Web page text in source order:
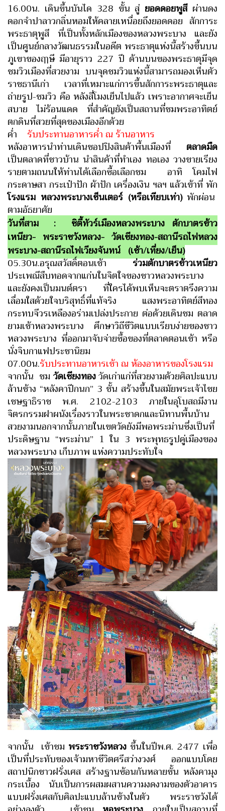
16.00น. เดินขึ้นบันได 328 ขั้น สู่ ยอดดอยพูสีผ่านดง
ดอกจำปาลาวกลิ่นหอมให้คลายเหนื่อยถึงยอดดอย สักการะ
พระธาตุพูสี ที่เป็นทั้งหลักเมืองของหลวงพระบาง และยัง
เป็นศูนย์กลางวัฒนธรรมในอดีต พระธาตุแห่งนี้สร้างขึ้นบน
ภูเขาของฤๅษี มีอายุราว 227 ปี ด้านบนของพระธาตุมีจุด
ชมวิวเมืองที่สวยงาม บนจุดชมวิวแห่งนี้สามารถมองเห็นตัว
ราชธานีเก่า เวลาที่เหมาะแก่การขึ้นสักการะพระธาตุและ
ถ่ายรูป-ชมวิว คือ หลังสี่โมงเย็นไปแล้ว เพราะอากาศจะเย็น
สบาย ไม่ร้อนแดด ที่สำคัญยังเป็นสถานที่ชมพระอาทิตย์
ตกดินที่สวยที่สุดของเมืองอีกด้วย
ค่ำ รับประทานอาหารค่ำ ณ ร้านอาหาร
หลังอาหารนำท่านเดินชอปปิงสินค้าพื้นเมืองที่ ตลาดมืด
เป็นตลาดที่ชาวบ้าน นำสินค้าที่ทำเอง ทอเอง วางขายเรียง
รายตามถนนให้ท่านได้เลือกซื้อเลือกชม อาทิ โคมไฟ
กระดาษสา กระเป๋าปัก ผ้าปัก เครื่องเงิน ฯลฯ แล้วเข้าที่ พัก
โรงแรม หลวงพระบางเซ็นเตอร์ (หรือเทียบเท่า)พักผ่อน
ตามอัธยาศัย
วันที่สาม : ซิตี้ทัวร์เมืองหลวงพระบาง ตักบาตรข้าว
เหนียว- พระราชวังหลวง- วัดเชียงทอง-สถานีรถไฟหลวง
พระบาง-สถานีรถไฟเวียงจันทน์ (เช้า/เที่ยง/เย็น)
05.30น.อรุณสวัสดิ์ตอนเช้าร่วมตักบาตรข้าวเหนียว
ประเพณีสืบทอดจากแก่นในจิตใจของชาวหลวงพระบาง
และยังคงเป็นมนต์ตรา ที่ใครได้พบเห็นจะตราตรึงความ
เลื่อมใสด้วยใจบริสุทธิ์ที่แท้จริง แสงพระอาทิตย์สีทอง
กระทบจีวรเหลืองอร่ามเปล่งประกาย ต่อด้วยเดินชม ตลาด
ยามเช้าหลวงพระบาง ศึกษาวิถีชีวิตแบบเรียบง่ายของชาว
หลวงพระบาง ที่ออกมาจับจ่ายซื้อของที่ตลาดตอนเช้า หรือ
นั่งจิบกาแฟประชานิยม
07.00น.รับประทานอาหารเช้า ณ ห้องอาหารของโรงแรม
จากนั้น ชม วัดเชียงทองวัดเก่าแก่ที่สวยงามด้วยศิลปะแบบ
ล้านช้าง “หลังคาปีกนก” 3 ชั้น สร้างขึ้นในสมัยพระเจ้าไชย
เชษฐาธิราช พ.ศ. 2102-2103 ภายในอุโบสถมีงาน
จิตรกรรมฝาผนังเรื่องราวในพระชาดกและนิทานพื้นบ้าน
สวยงามนอกจากนั้นภายในเขตวัดยังมีพอพระม่านซึ่งเป็นที่
ประดิษฐาน “พระม่าน” 1 ใน 3 พระพุทธรูปคู่เมืองของ
หลวงพระบาง เก็บภาพ แห่งความประทับใจ
จากนั้น เข้าชม พระราชวังหลวง ขึ้นในปีพ.ศ. 2477 เพื่อ
เป็นที่ประทับของเจ้ามหาชีวิตศรีสว่างวงศ์ ออกแบบโดย
สถาปนิกชาวฝรั่งเศส สร้างฐานซ้อนกันหลายชั้น หลังคามุง
กระเบื้อง นับเป็นการผสมผสานความงดงามของตัวอาคาร
แบบฝรั่งเศสกับศิลปะแบบล้านช้างในตัว พระราชวังได้